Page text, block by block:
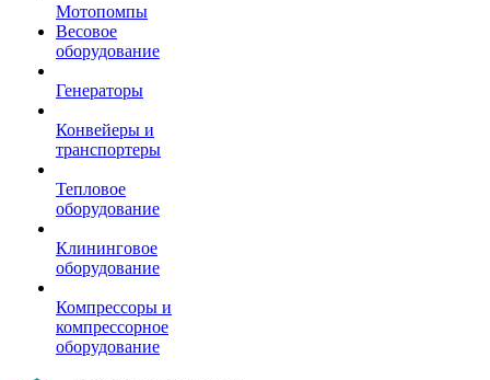
Мотопомпы
Весовое
оборудование
Генераторы
Конвейеры и
транспортеры
Тепловое
оборудование
Клининговое
оборудование
Компрессоры и
компрессорное
оборудование